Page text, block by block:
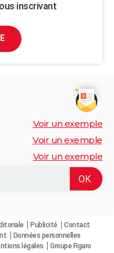
inscrivant
Voir un exemple
Voir un exemple
Voir un exemple
Publicité
Contact
Données personnelles
légales
Groupe Figaro